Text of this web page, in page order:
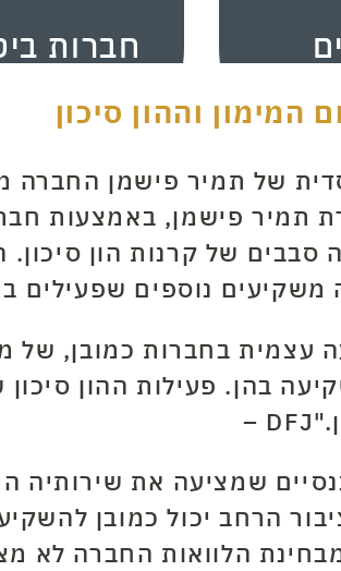
חברות
הלוואה
וההון סיכון
של תמיר פישמן
סבבים של קרנות הון
נוספים שפעילים
בחברות כמובן, של
בהן. פעילות ההון
– DFJ".
שמציעה את שירותיה
הרחב יכול כמובן
הלוואות החברה לא